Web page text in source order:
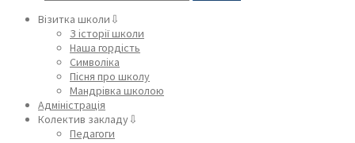
Візитка школи⇩
З історії школи
Наша гордість
Символіка
Пісня про школу
Мандрівка школою
Адміністрація
Колектив закладу⇩
Педагоги